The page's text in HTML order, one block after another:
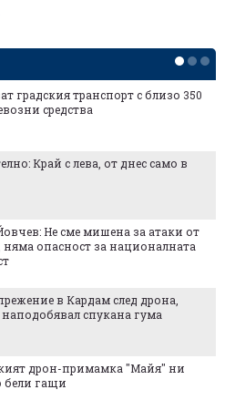
градския транспорт с близо 350
средства
Край с лева, от днес само в
Не сме мишена за атаки от
няма опасност за националната
в Кардам след дрона,
спукана гума
дрон-примамка "Майя" ни
бели гащи